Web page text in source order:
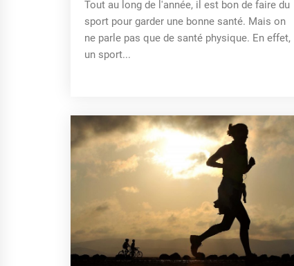
Tout au long de l'année, il est bon de faire du
sport pour garder une bonne santé. Mais on
ne parle pas que de santé physique. En effet,
un sport...